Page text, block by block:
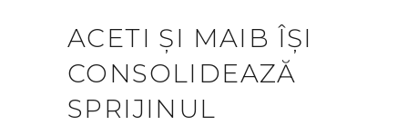
ACETI ȘI MAIB ÎȘI
CONSOLIDEAZĂ
SPRIJINUL